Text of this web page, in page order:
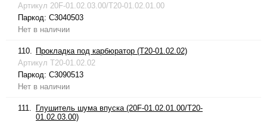
Артикул 20F-01.02.03.00/T20-01.02.01.00
Паркод: C3040503
Нет в наличии
110.
Прокладка под карбюратор (T20-01.02.02)
Артикул T20-01.02.02
Паркод: C3090513
Нет в наличии
111.
Глушитель шума впуска (20F-01.02.01.00/T20-
01.02.03.00)